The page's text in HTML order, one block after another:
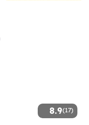
8.9(17)